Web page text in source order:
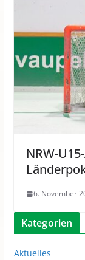
NRW-
6. November
Kategorien
Aktuelles